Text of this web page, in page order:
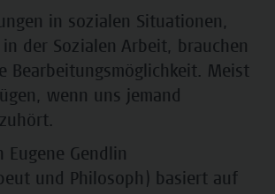
in sozialen Situationen,
der Sozialen Arbeit, brauchen
Bearbeitungsmöglichkeit. Meist
wenn uns jemand
Eugene Gendlin
und Philosoph) basiert auf